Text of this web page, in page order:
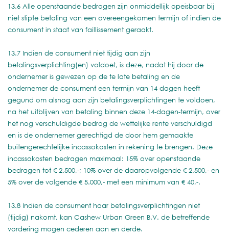
13.6 Alle openstaande bedragen zijn onmiddellijk opeisbaar bij
niet stipte betaling van een overeengekomen termijn of indien de
consument in staat van faillissement geraakt.
13.7 Indien de consument niet tijdig aan zijn
betalingsverplichting(en) voldoet, is deze, nadat hij door de
ondernemer is gewezen op de te late betaling en de
ondernemer de consument een termijn van 14 dagen heeft
gegund om alsnog aan zijn betalingsverplichtingen te voldoen,
na het uitblijven van betaling binnen deze 14-dagen-termijn, over
het nog verschuldigde bedrag de wettelijke rente verschuldigd
en is de ondernemer gerechtigd de door hem gemaakte
buitengerechtelijke incassokosten in rekening te brengen. Deze
incassokosten bedragen maximaal: 15% over openstaande
bedragen tot € 2.500,-; 10% over de daaropvolgende € 2.500,- en
5% over de volgende € 5.000,- met een minimum van € 40,-.
13.8 Indien de consument haar betalingsverplichtingen niet
(tijdig) nakomt, kan Cashew Urban Green B.V. de betreffende
vordering mogen cederen aan en derde.